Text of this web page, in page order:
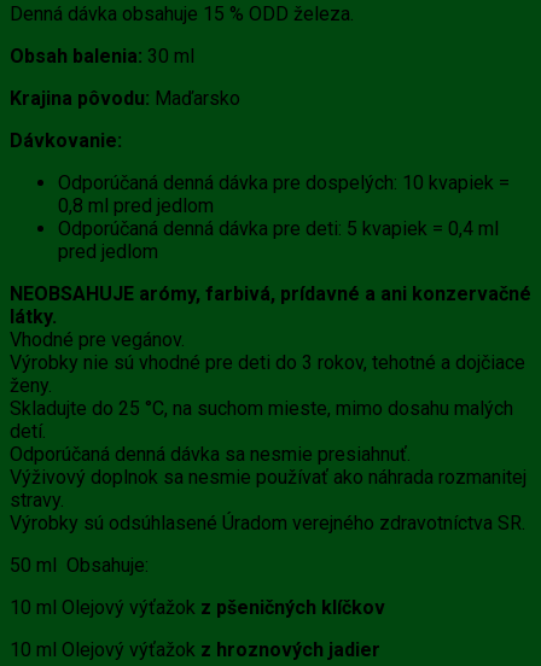
Denná dávka obsahuje 15 % ODD železa.
Obsah balenia: 30 ml
Krajina pôvodu: Maďarsko
Dávkovanie:
Odporúčaná denná dávka pre dospelých: 10 kvapiek =
0,8 ml pred jedlom
Odporúčaná denná dávka pre deti: 5 kvapiek = 0,4 ml
pred jedlom
NEOBSAHUJE arómy, farbivá, prídavné a ani konzervačné
látky.
Vhodné pre vegánov.
Výrobky nie sú vhodné pre deti do 3 rokov, tehotné a dojčiace
ženy.
Skladujte do 25 °C, na suchom mieste, mimo dosahu malých
detí.
Odporúčaná denná dávka sa nesmie presiahnuť.
Výživový doplnok sa nesmie používať ako náhrada rozmanitej
stravy.
Výrobky sú odsúhlasené Úradom verejného zdravotníctva SR.
50 ml Obsahuje:
10 ml Olejový výťažok z pšeničných klíčkov
10 ml Olejový výťažok z hroznových jadier